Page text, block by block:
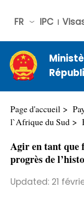
IPC
FR
中文
Engli
sh
Русс
Espa
عربي
Page d'accueil
l`Afrique du Sud
Agir en tant que
progrès de
Updated: 21